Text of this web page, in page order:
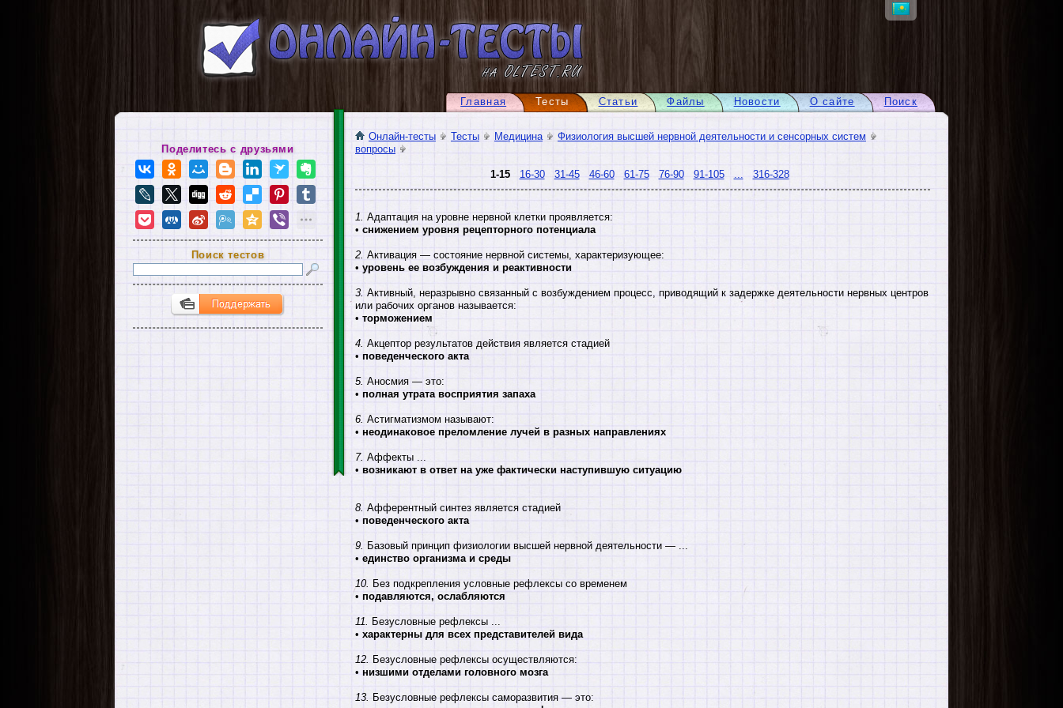
Поиск
О сайте
Новости
Файлы
Статьи
Тесты
Главная
Онлайн-тесты Тесты Медицина
Физиология высшей нервной деятельности и сенсорных систем
вопросы
1-15 16-30 31-45 46-60 61-75 76-90 91-105 316-328
1. Адаптация на уровне нервной клетки проявляется:
• снижением уровня рецепторного потенциала
2. Активация — состояние нервной системы, характеризующее:
• уровень ее возбуждения и реактивности
3. Активный, неразрывно связанный с возбуждением процесс, приводящий к задержке деятельности нервных центров
или рабочих органов называется:
• торможением
4. Акцептор результатов действия является стадией
• поведенческого акта
5. Аносмия — это:
• полная утрата восприятия запаха
6. Астигматизмом называют:
• неодинаковое преломление лучей в разных направлениях
7. Аффекты ...
• возникают в ответ на уже фактически наступившую ситуацию
8. Афферентный синтез является стадией
• поведенческого акта
9. Базовый принцип физиологии высшей нервной деятельности — ...
• единство организма и среды
10. Без подкрепления условные рефлексы со временем
• подавляются, ослабляются
11.
Безусловные рефлексы ...
• характерны для всех представителей вида
12. Безусловные рефлексы осуществляются:
• низшими отделами головного мозга
13. Безусловные рефлексы саморазвития — это:
Поделитесь с друзьями
Поиск тестов